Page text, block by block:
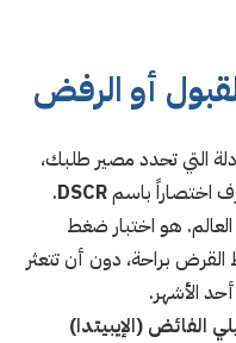
أو الرفض
التي تحدد مصير طلبك،
اختصاراً باسمDSCR
.
هو اختبار ضغط
براحة، دون أن تتعثر
الأشهر.
الفائض (الإيبيتدا)